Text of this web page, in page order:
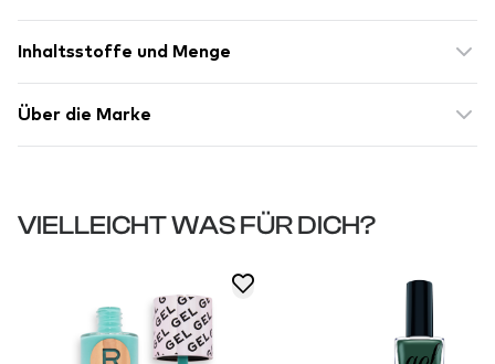
Inhaltsstoffe und Menge
Über die Marke
VIELLEICHT WAS FÜR DICH?